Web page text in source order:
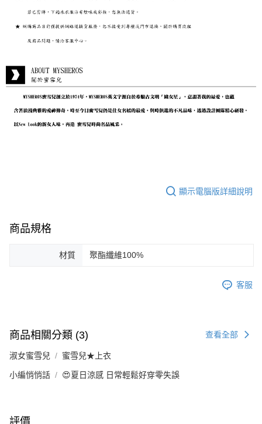
顯示電腦版詳細說明
商品規格
材質 聚酯纖維100%
客服
商品相關分類 (3) 查看全部
淑女蜜雪兒 蜜雪兒★上衣
小編悄悄話 😍夏日涼感 日常輕鬆好穿零失誤